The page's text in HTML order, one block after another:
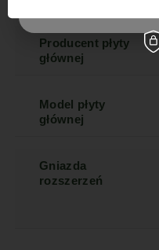
Producent płyty
głównej
Model płyty
głównej
Gniazda
rozszerzeń